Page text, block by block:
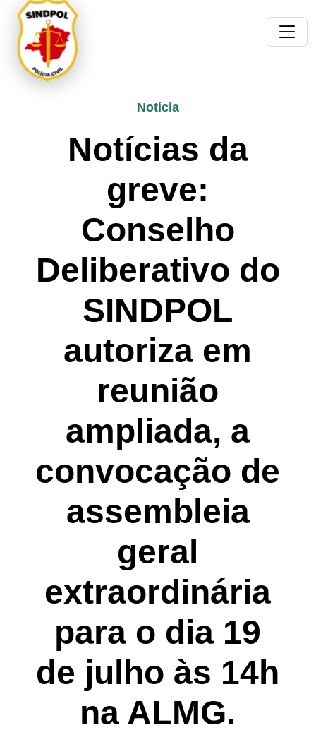
Notícia
Notícias da
greve:
Conselho
Deliberativo do
SINDPOL
autoriza em
reunião
ampliada, a
convocação de
assembleia
geral
extraordinária
para o dia 19
de julho às 14h
na ALMG.